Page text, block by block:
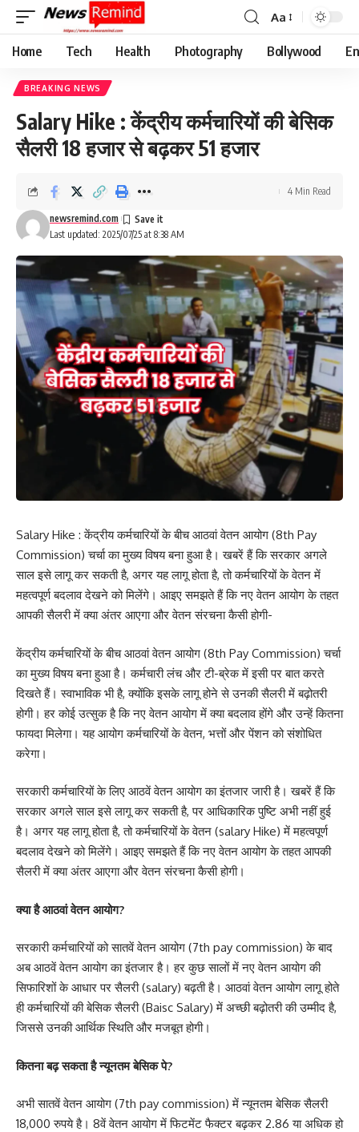
Font
Resizer
Aa
Home Tech Health Photography Bollywood
BREAKING NEWS
Salary Hike : केंद्रीय कर्मचारियों की बेसिक
सैलरी 18 हजार से बढ़कर 51 हजार
Last updated: 2025/07/25 at 8:38 AM
newsremind.com
4 Min Read
Salary Hike : केंद्रीय कर्मचारियों के बीच आठवां वेतन आयोग (8th Pay
Commission) चर्चा का मुख्य विषय बना हुआ है। खबरें हैं कि सरकार अगले
साल इसे लागू कर सकती है, अगर यह लागू होता है, तो कर्मचारियों के वेतन में
महत्वपूर्ण बदलाव देखने को मिलेंगे। आइए समझते हैं कि नए वेतन आयोग के तहत
आपकी सैलरी में क्या अंतर आएगा और वेतन संरचना कैसी होगी-
केंद्रीय कर्मचारियों के बीच आठवां वेतन आयोग (8th Pay Commission) चर्चा
का मुख्य विषय बना हुआ है। कर्मचारी लंच और टी-ब्रेक में इसी पर बात करते
दिखते हैं। स्वाभाविक भी है, क्योंकि इसके लागू होने से उनकी सैलरी में बढ़ोतरी
होगी। हर कोई उत्सुक है कि नए वेतन आयोग में क्या बदलाव होंगे और उन्हें कितना
फायदा मिलेगा। यह आयोग कर्मचारियों के वेतन, भत्तों और पेंशन को संशोधित
करेगा।
सरकारी कर्मचारियों के लिए आठवें वेतन आयोग का इंतजार जारी है। खबरें हैं कि
सरकार अगले साल इसे लागू कर सकती है, पर आधिकारिक पुष्टि अभी नहीं हुई
है। अगर यह लागू होता है, तो कर्मचारियों के वेतन (salary Hike) में महत्वपूर्ण
बदलाव देखने को मिलेंगे। आइए समझते हैं कि नए वेतन आयोग के तहत आपकी
सैलरी में क्या अंतर आएगा और वेतन संरचना कैसी होगी।
क्या है आठवां वेतन आयोग?
सरकारी कर्मचारियों को सातवें वेतन आयोग (7th pay commission) के बाद
अब आठवें वेतन आयोग का इंतजार है। हर कुछ सालों में नए वेतन आयोग की
सिफारिशों के आधार पर सैलरी (salary) बढ़ती है। आठवां वेतन आयोग लागू होते
ही कर्मचारियों की बेसिक सैलरी (Baisc Salary) में अच्छी बढ़ोतरी की उम्मीद है,
जिससे उनकी आर्थिक स्थिति और मजबूत होगी।
कितना बढ़ सकता है न्यूनतम बेसिक पे?
अभी सातवें वेतन आयोग (7th pay commission) में न्यूनतम बेसिक सैलरी
18,000 रुपये है। 8वें वेतन आयोग में फिटमेंट फैक्टर बढ़कर 2.86 या अधिक हो